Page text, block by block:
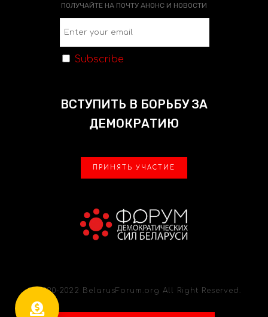
ПОЛУЧАЙТЕ НА ПОЧТУ АНОНС И НОВОСТИ
Subscribe
ВСТУПИТЬ В БОРЬБУ ЗА
ДЕМОКРАТИЮ
ПРИНЯТЬ УЧАСТИЕ
© 2020-2022 BelarusForum.org All Right Reserved.